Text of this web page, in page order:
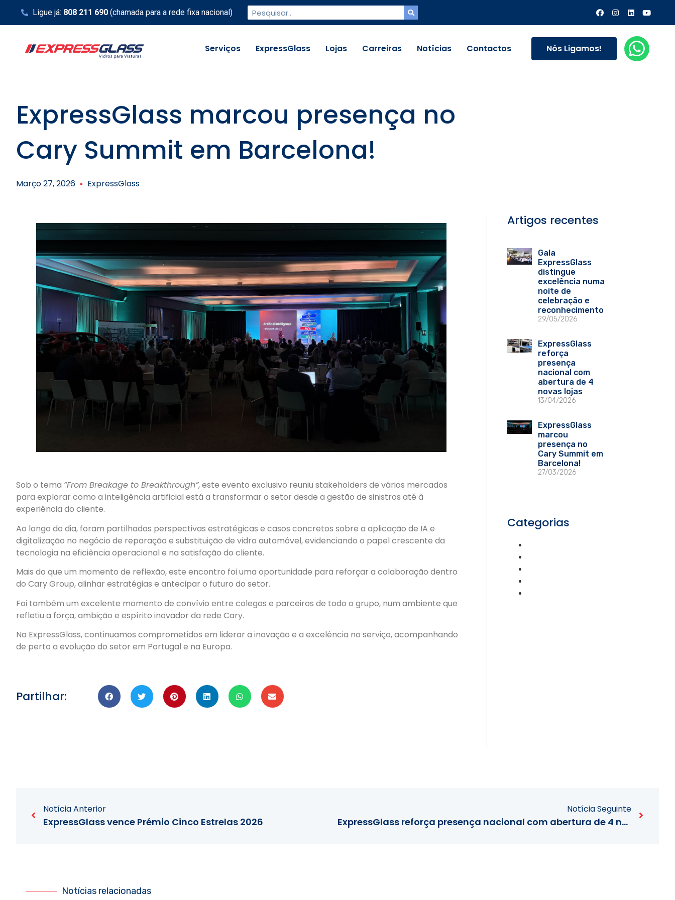
Ligue já: 808 211 690(chamada para a rede fixa nacional)
Serviços ExpressGlass Lojas Carreiras Notícias Contactos Nós Ligamos!
ExpressGlass marcou presença no
Cary Summit em Barcelona!
Março 27, 2026 ExpressGlass
Sob o tema “From Breakage to Breakthrough”, este evento exclusivo reuniu stakeholders de vários mercados
para explorar como a inteligência artificial está a transformar o setor desde a gestão de sinistros até à
experiência do cliente.
Ao longo do dia, foram partilhadas perspectivas estratégicas e casos concretos sobre a aplicação de IA e
digitalização no negócio de reparação e substituição de vidro automóvel, evidenciando o papel crescente da
tecnologia na eficiência operacional e na satisfação do cliente.
Mais do que um momento de reflexão, este encontro foi uma oportunidade para reforçar a colaboração dentro
do Cary Group, alinhar estratégias e antecipar o futuro do setor.
Foi também um excelente momento de convívio entre colegas e parceiros de todo o grupo, num ambiente que
refletiu a força, ambição e espírito inovador da rede Cary.
Na ExpressGlass, continuamos comprometidos em liderar a inovação e a excelência no serviço, acompanhando
de perto a evolução do setor em Portugal e na Europa.
Partilhar:
Artigos recentes
Gala
ExpressGlass
distingue
excelência numa
noite de
celebração e
reconhecimento
29/05/2026
ExpressGlass
reforça
presença
nacional com
abertura de 4
novas lojas
13/04/2026
ExpressGlass
marcou
presença no
Cary Summit em
Barcelona!
27/03/2026
Categorias
Notícia Anterior
ExpressGlass vence Prémio Cinco Estrelas 2026
Notícia Seguinte
ExpressGlass reforça presença nacional com abertura de 4 novas lojas
Notícias relacionadas